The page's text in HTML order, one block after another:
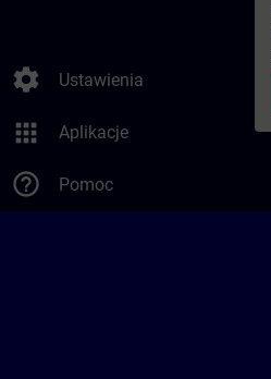
settings Ustawienia
apps Aplikacje
help_outline Pomoc